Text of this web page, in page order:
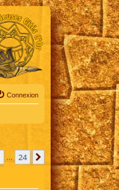
Connexion
24 Suivante